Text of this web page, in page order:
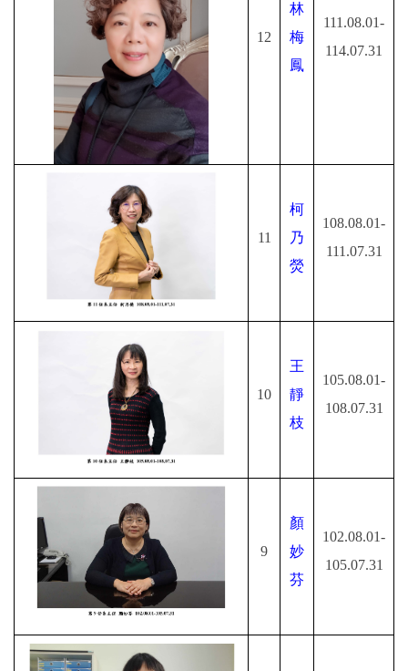
國際交流
12
林
梅
鳳
111.08.01-
114.07.31
11
柯
乃
熒
108.08.01-
111.07.31
10
王
靜
枝
105.08.01-
108.07.31
9
顏
妙
芬
102.08.01-
105.07.31